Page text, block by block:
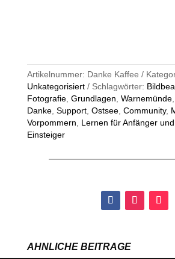
Artikelnummer: Danke Kaffee
Unkategorisiert
Schlagwörter:
Fotografie, Grundlagen Warnemünde,
Danke, Support, Ostsee, Community,
Vorpommern
Lernen für Anfänger
Einsteiger
ÄHNLICHE BEITRÄGE